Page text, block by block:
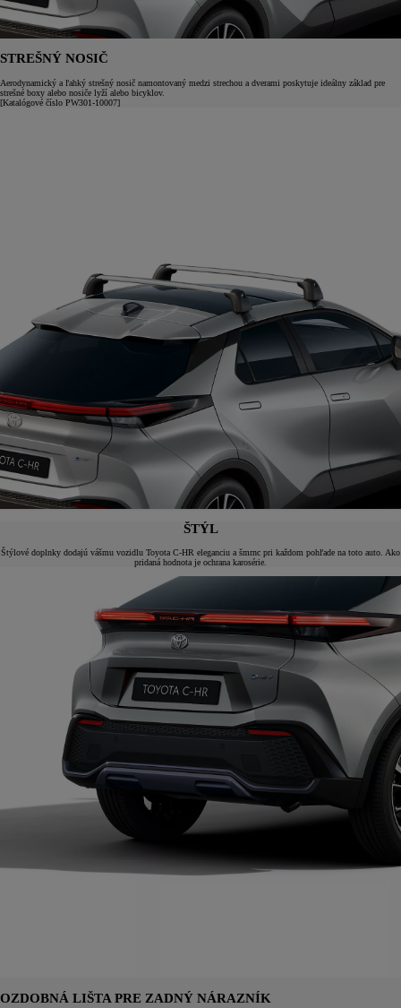
STREŠNÝ NOSIČ
Aerodynamický a ľahký strešný nosič namontovaný medzi strechou a dverami poskytuje ideálny základ pre
strešné boxy alebo nosiče lyží alebo bicyklov.
[Katalógové číslo PW301-10007]
ŠTÝL
Štýlové doplnky dodajú vášmu vozidlu Toyota C-HR eleganciu a šmrnc pri každom pohľade na toto auto. Ako
pridaná hodnota je ochrana karosérie.
OZDOBNÁ LIŠTA PRE ZADNÝ NÁRAZNÍK